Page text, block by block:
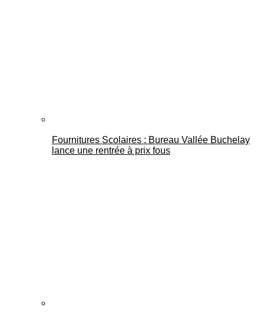
Fournitures Scolaires : Bureau Vallée Buchelay
lance une rentrée à prix fous